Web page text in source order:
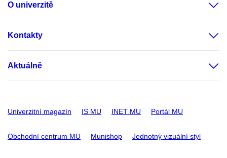
O univerzitě
Kontakty
Aktuálně
Univerzitní magazín IS MU INET MU Portál MU
Obchodní centrum MU Munishop Jednotný vizuální styl